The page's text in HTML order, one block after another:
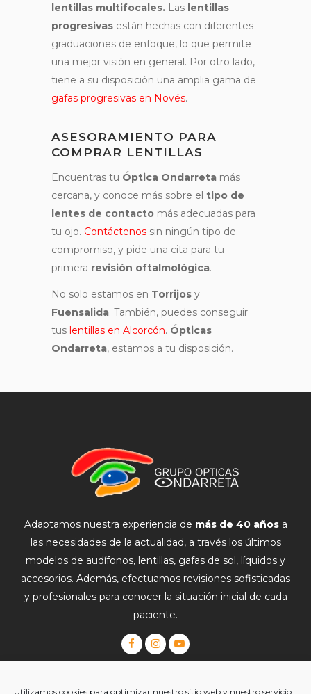
Utilizamos cookies para optimizar nuestro sitio web y nuestro servicio.
lentillas multifocales. Las lentillas
progresivas están hechas con diferentes
graduaciones de enfoque, lo que permite
una mejor visión en general. Por otro lado,
tiene a su disposición una amplia gama de
gafas progresivas en Novés.
ASESORAMIENTO PARA
COMPRAR LENTILLAS
Encuentras tu Óptica Ondarreta más
cercana, y conoce más sobre el tipo de
lentes de contacto más adecuadas para
tu ojo. Contáctenos sin ningún tipo de
compromiso, y pide una cita para tu
primera revisión oftalmológica.
No solo estamos en Torrijos y
Fuensalida. También, puedes conseguir
tus lentillas en Alcorcón. Ópticas
Ondarreta, estamos a tu disposición.
Adaptamos nuestra experiencia de más de 40 años a
las necesidades de la actualidad, a través los últimos
modelos de audífonos, lentillas, gafas de sol, líquidos y
accesorios. Además, efectuamos revisiones sofisticadas
y profesionales para conocer la situación inicial de cada
paciente.